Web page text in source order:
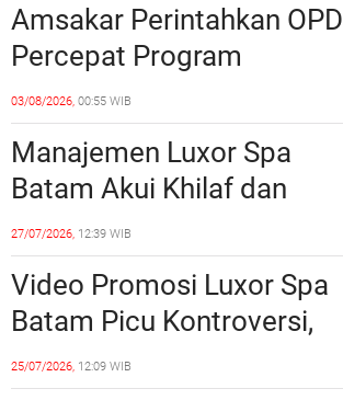
Amsakar Perintahkan OPD
Percepat Program
Prioritas, Targetkan
Realisasi Pembangunan
Lampaui 50 Persen
03/08/2026, 00:55 WIB
Manajemen Luxor Spa
Batam Akui Khilaf dan
Minta Maaf, Konten
Langsung Di-Takedown
27/07/2026, 12:39 WIB
Video Promosi Luxor Spa
Batam Picu Kontroversi,
Dinilai Bermuatan Sensual
25/07/2026, 12:09 WIB